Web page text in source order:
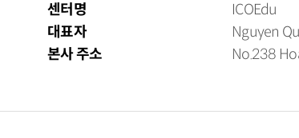
센터명
ICOEdu
대표자
Nguyen
본사 주소
No.238